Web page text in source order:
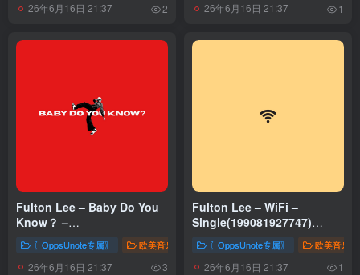
26年6月16日 21:37 2 26年6月16日 21:37 1
Fulton Lee – Baby Do You
Know？ –
Single(821526045104)
【16bit／48.0kHz】土耳其区
〖OppsUnote专属〗 欧美音乐
26年6月16日 21:37 3
Fulton Lee – WiFi –
Single(199081927747)
【16bit／44.1kHz】土耳其区
〖OppsUnote专属〗 欧美音乐
26年6月16日 21:37 1